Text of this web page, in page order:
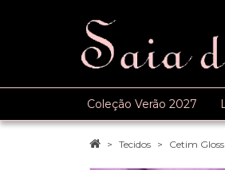
Coleção Verão 2027
Tecidos Cetim